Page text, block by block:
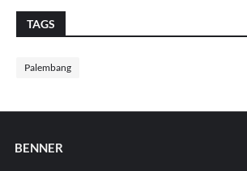
TAGS
Palembang
BENNER